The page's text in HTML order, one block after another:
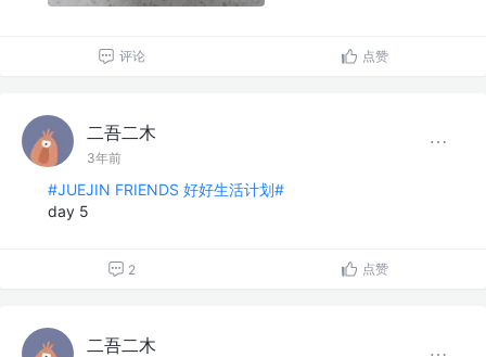
评论 点赞
二吾二木
3年前
#JUEJIN FRIENDS 好好生活计划#
day 5
2 点赞
二吾二木